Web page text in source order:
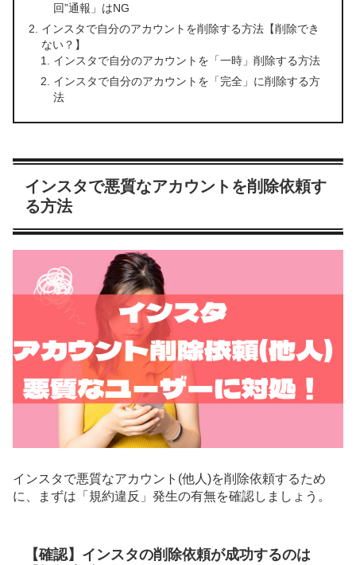
回”通報」はNG
インスタで自分のアカウントを削除する方法【削除でき
ない？】
インスタで自分のアカウントを「一時」削除する方法
インスタで自分のアカウントを「完全」に削除する方
法
インスタで悪質なアカウントを削除依頼す
る方法
インスタで悪質なアカウント(他人)を削除依頼するため
に、まずは「規約違反」発生の有無を確認しましょう。
【確認】インスタの削除依頼が成功するのは